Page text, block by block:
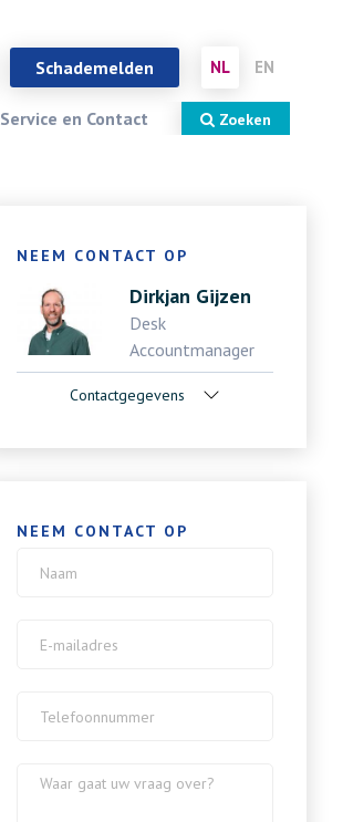
Schademelden NL EN
Service en Contact Zoeken
NEEM CONTACT OP
Dirkjan Gijzen
Desk
Accountmanager
Contactgegevens
NEEM CONTACT OP